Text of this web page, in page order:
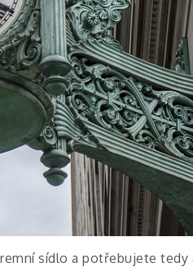
sídlo a potřebujete tedy